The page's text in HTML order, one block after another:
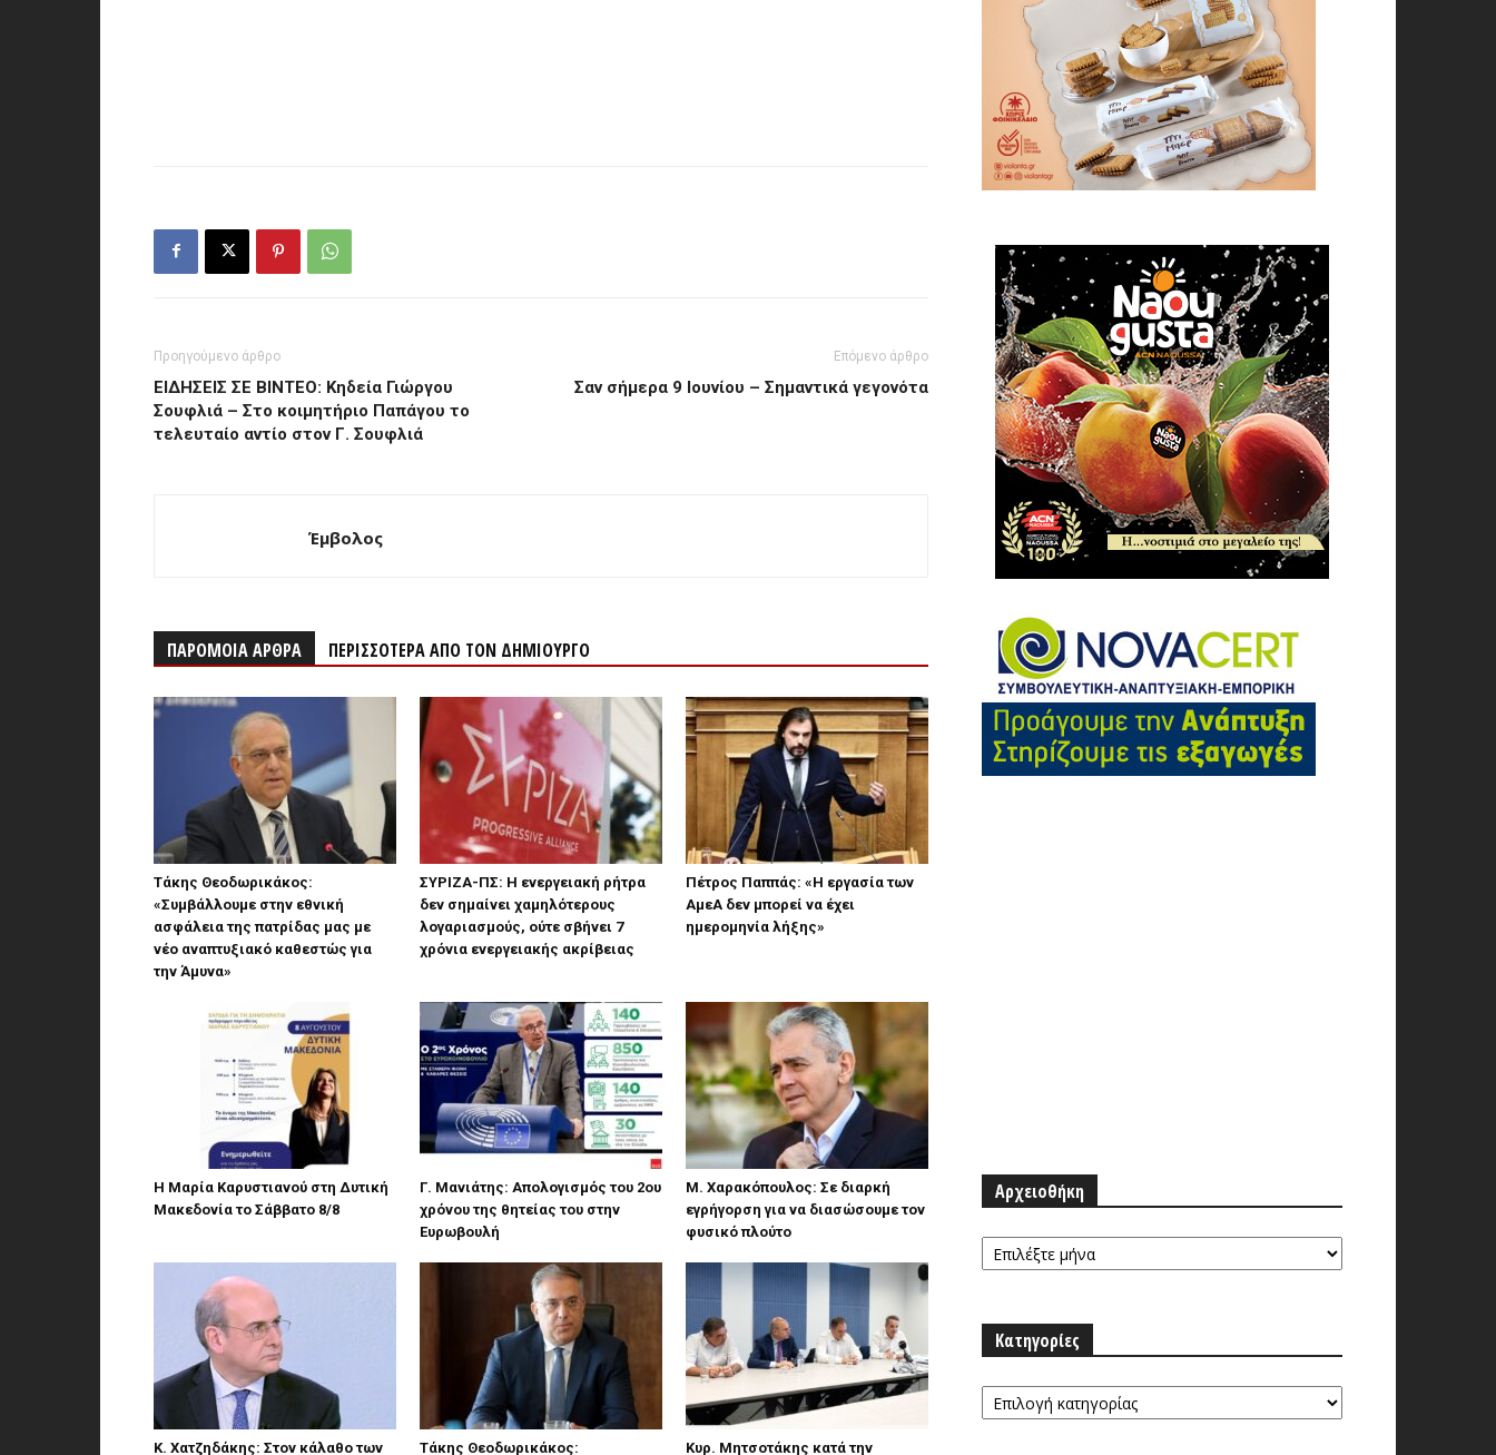
Προηγούμενο άρθρο
ΕΙΔΗΣΕΙΣ ΣΕ ΒΙΝΤΕΟ: Κηδεία Γιώργου
Σουφλιά – Στο κοιμητήριο Παπάγου το
τελευταίο αντίο στον Γ. Σουφλιά
Επόμενο άρθρο
Σαν σήμερα 9 Ιουνίου – Σημαντικά γεγονότα
Έμβολος
ΠΑΡΟΜΟΙΑ ΑΡΘΡΑ ΠΕΡΙΣΣΟΤΕΡΑ ΑΠΟ ΤΟΝ ΔΗΜΙΟΥΡΓΟ
Τάκης Θεοδωρικάκος:
«Συμβάλλουμε στην εθνική
ασφάλεια της πατρίδας μας με
νέο αναπτυξιακό καθεστώς για
την Άμυνα»
ΣΥΡΙΖΑ-ΠΣ: Η ενεργειακή ρήτρα
δεν σημαίνει χαμηλότερους
λογαριασμούς, ούτε σβήνει 7
χρόνια ενεργειακής ακρίβειας
Πέτρος Παππάς: «Η εργασία των
ΑμεΑ δεν μπορεί να έχει
ημερομηνία λήξης»
Η Μαρία Καρυστιανού στη Δυτική
Μακεδονία το Σάββατο 8/8
Γ. Μανιάτης: Aπολογισμός του 2ου
χρόνου της θητείας του στην
Ευρωβουλή
Μ. Χαρακόπουλος: Σε διαρκή
εγρήγορση για να διασώσουμε τον
φυσικό πλούτο
Κ. Χατζηδάκης: Στον κάλαθο των Τάκης Θεοδωρικάκος: Κυρ. Μητσοτάκης κατά την
Αρχειοθήκη
Αρχειοθήκη
Κατηγορίες
Κατηγορίες